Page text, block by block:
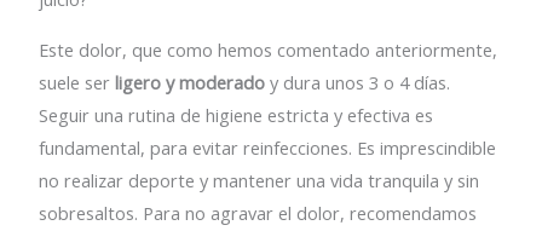
Este dolor, que como hemos comentado anteriormente,
suele serligero y moderado y dura unos 3 o 4 días.
Seguir una rutina de higiene estricta y efectiva es
fundamental, para evitar reinfecciones. Es imprescindible
no realizar deporte y mantener una vida tranquila y sin
sobresaltos. Para no agravar el dolor, recomendamos